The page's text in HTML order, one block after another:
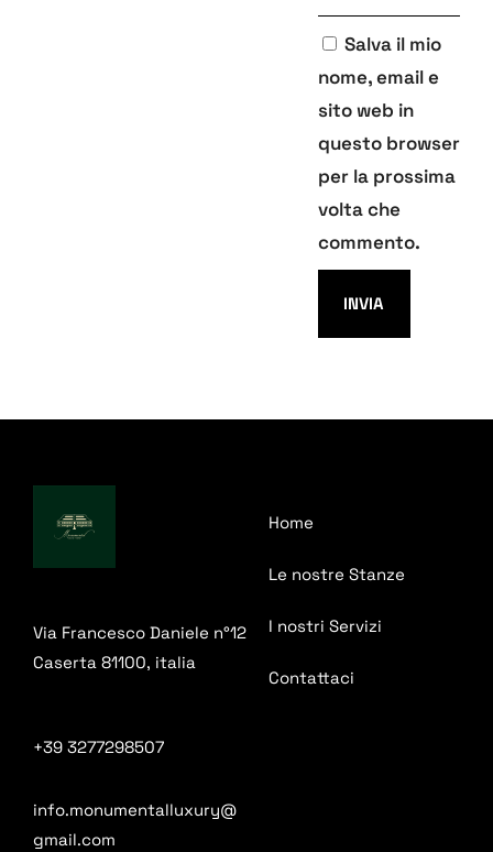
Salva il mio
nome, email e
sito web in
questo browser
per la prossima
volta che
commento.
Via Francesco Daniele n°12
Caserta 81100, italia
+39 3277298507
info.monumentalluxury@
gmail.com
Home
Le nostre Stanze
I nostri Servizi
Contattaci